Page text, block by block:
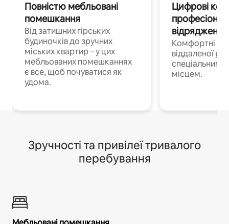
Повністю мебльовані
помешкання
Від затишних гірських
будиночків до зручних
міських квартир – у цих
мебльованих помешканнях
є все, щоб почуватися як
удома.
Цифрові
Комфортні
віддаленої
спеціальним
місцем.
Зручності та привілеї тривалого
перебування